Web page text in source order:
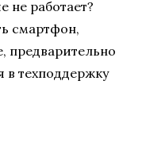
не работает?
смартфон,
предварительно
в техподдержку